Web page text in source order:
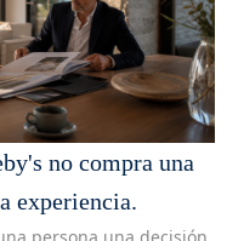
no compra una
experiencia.